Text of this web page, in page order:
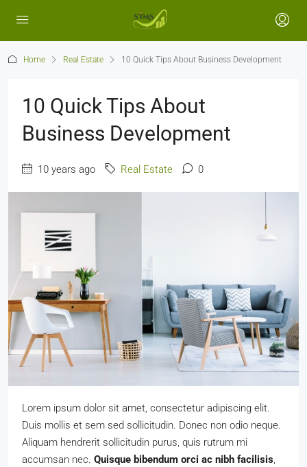
Home Real Estate 10 Quick Tips About Business Development
10 Quick Tips About
Business Development
10 years ago Real Estate 0
Lorem ipsum dolor sit amet, consectetur adipiscing elit.
Duis mollis et sem sed sollicitudin. Donec non odio neque.
Aliquam hendrerit sollicitudin purus, quis rutrum mi
accumsan nec. Quisque bibendum orci ac nibh facilisis,